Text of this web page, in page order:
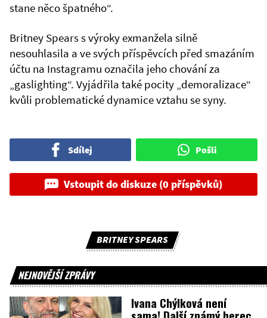
stane něco špatného“.
Britney Spears s výroky exmanžela silně
nesouhlasila a ve svých příspěvcích před smazáním
účtu na Instagramu označila jeho chování za
„gaslighting“. Vyjádřila také pocity „demoralizace“
kvůli problematické dynamice vztahu se syny.
Sdílej Pošli
Vstoupit do diskuze (0 příspěvků)
BRITNEY SPEARS
NEJNOVĚJŠÍ ZPRÁVY
Ivana Chýlková není